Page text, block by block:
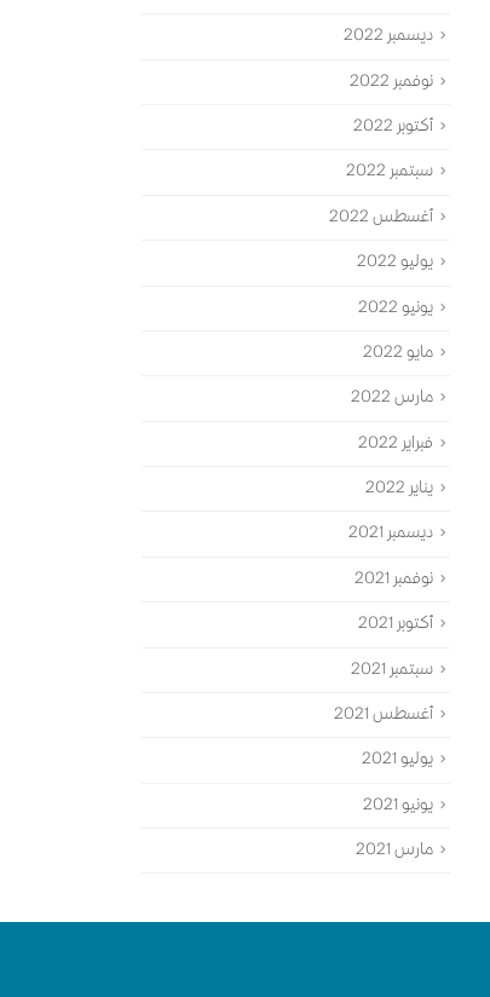
ديسمبر 2022
نوفمبر 2022
أكتوبر 2022
سبتمبر 2022
أغسطس 2022
يوليو 2022
يونيو 2022
مايو 2022
مارس 2022
فبراير 2022
يناير 2022
ديسمبر 2021
نوفمبر 2021
أكتوبر 2021
سبتمبر 2021
أغسطس 2021
يوليو 2021
يونيو 2021
مارس 2021